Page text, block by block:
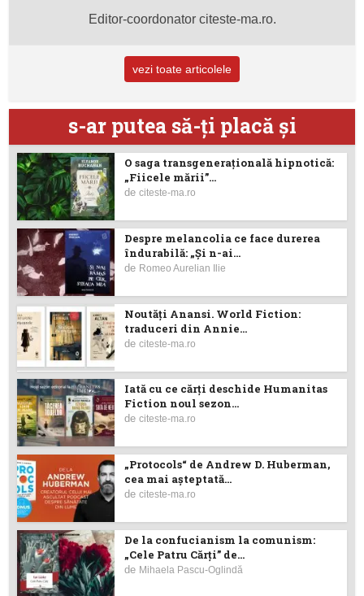
Editor-coordonator citeste-ma.ro.
vezi toate articolele
s-ar putea să-ţi placă şi
O saga transgenerațională hipnotică:
„Fiicele mării”...
deciteste-ma.ro
Despre melancolia ce face durerea
îndurabilă: „Și n-ai...
de Romeo Aurelian Ilie
Noutăţi Anansi. World Fiction:
traduceri din Annie...
deciteste-ma.ro
Iată cu ce cărţi deschide Humanitas
Fiction noul sezon...
deciteste-ma.ro
„Protocols“ de Andrew D. Huberman,
cea mai așteptată...
deciteste-ma.ro
De la confucianism la comunism:
„Cele Patru Cărți” de...
de Mihaela Pascu-Oglindă